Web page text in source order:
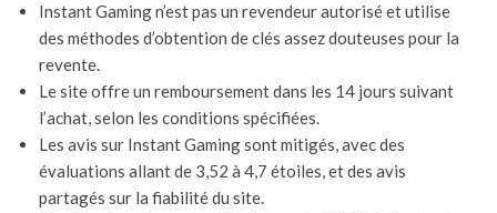
Instant Gaming n’est pas un revendeur autorisé et utilise
des méthodes d’obtention de clés assez douteuses pour la
revente.
Le site offre un remboursement dans les 14 jours suivant
l’achat, selon les conditions spécifiées.
Les avis sur Instant Gaming sont mitigés, avec des
évaluations allant de 3,52 à 4,7 étoiles, et des avis
partagés sur la fiabilité du site.